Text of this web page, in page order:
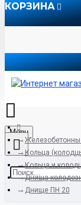
КОРЗИНА
Menu
Кольца
Кольца и
Днища
Днище ПН 20